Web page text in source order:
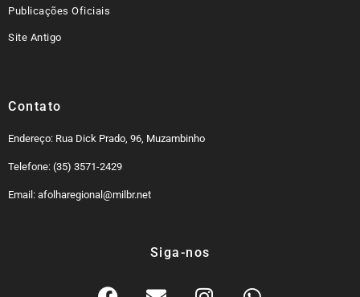
Publicações Oficiais
Site Antigo
Contato
Endereço: Rua Dick Prado, 96, Muzambinho
Telefone: (35) 3571-2429
Email: afolharegional@milbr.net
Siga-nos